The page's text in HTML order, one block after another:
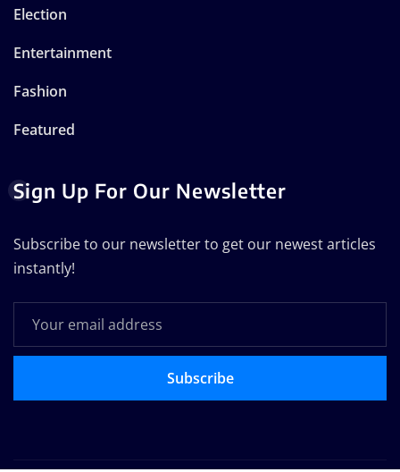
Election
Entertainment
Fashion
Featured
Sign Up For Our Newsletter
Subscribe to our newsletter to get our newest articles
instantly!
Subscribe